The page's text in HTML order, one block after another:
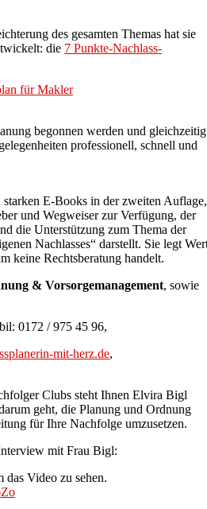
des gesamten Themas hat sie
die 7 Punkte-Nachlass-
begonnen werden und gleichzeitig
professionell, schnell und
E-Books in der zweiten Auflage,
und Wegweiser zur Verfügung, der
die Unterstützung zum Thema der
Nachlasses“ darstellt. Sie legt
keine Rechtsberatung handelt.
& Vorsorgemanagement, sowie
0172 / 975 45 96,
mit-herz.de,
Clubs steht Ihnen Elvira Bigl
geht, die Planung und Ordnung
für Ihre Nachfolge umzusetzen.
mit Frau Bigl:
das Video zu sehen.